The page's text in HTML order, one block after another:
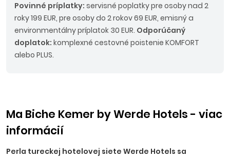
Povinné príplatky: servisné poplatky pre osoby nad 2
roky 199 EUR, pre osoby do 2 rokov 69 EUR, emisný a
environmentálny príplatok 30 EUR. Odporúčaný
doplatok: komplexné cestovné poistenie KOMFORT
alebo PLUS.
Ma Biche Kemer by Werde Hotels - viac
informácií
Perla tureckej hotelovej siete Werde Hotels sa